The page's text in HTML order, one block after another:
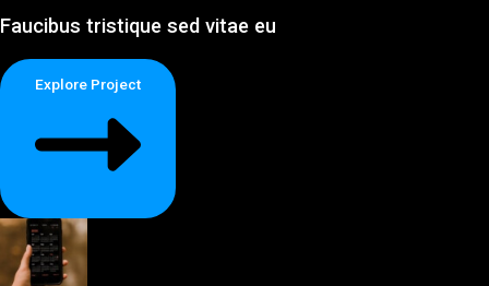
Faucibus tristique sed vitae eu
Explore Project